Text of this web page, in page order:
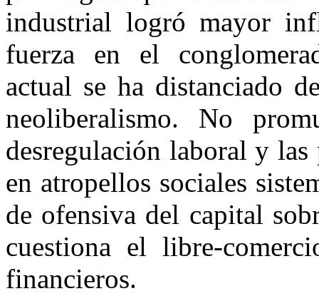
industrial logró mayor
fuerza en el
actual se ha distanciado
neoliberalismo. No
desregulación laboral y las
en atropellos sociales
de ofensiva del capital
cuestiona el libre-
financieros.